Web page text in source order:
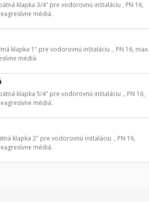
klapka 3/4" pre vodorovnú inštaláciu , PN 16,
médiá.
klapka 1" pre vodorovnú inštaláciu ., PN 16, max.
médiá.
klapka 5/4" pre vodorovnú inštaláciu ., PN 16,
médiá.
klapka 2" pre vodorovnú inštaláciu ., PN 16,
médiá.